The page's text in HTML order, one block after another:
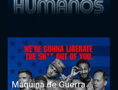
Máquina de Guerra